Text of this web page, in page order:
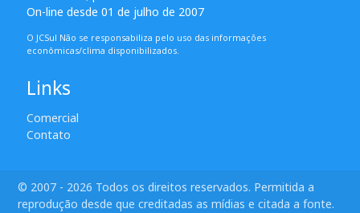
On-line desde 01 de julho de 2007
O JCSul Não se responsabiliza pelo uso das informações
econômicas/clima disponibilizados.
Links
Comercial
Contato
© 2007 - 2026 Todos os direitos reservados. Permitida a
reprodução desde que creditadas as mídias e citada a fonte.